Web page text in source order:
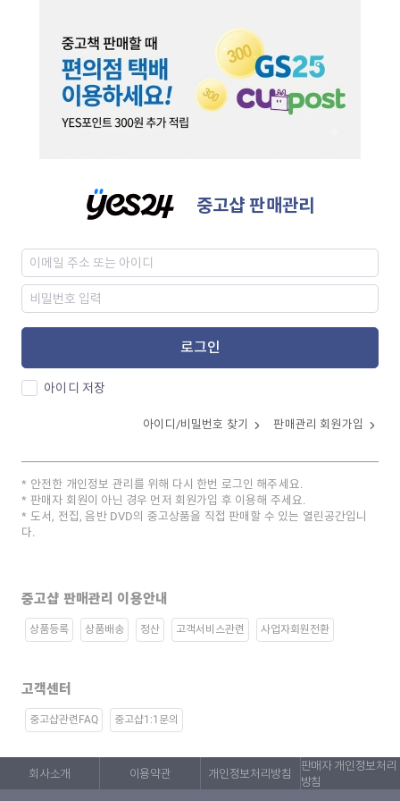
중고샵 판매관리
로그인
아이디 저장
아이디/비밀번호 찾기 판매관리 회원가입
안전한 개인정보 관리를 위해 다시 한번 로그인 해주세요.
판매자 회원이 아닌 경우 먼저 회원가입 후 이용해 주세요.
도서, 전집, 음반 DVD의 중고상품을 직접 판매할 수 있는 열린공간입니
다.
중고샵 판매관리 이용안내
상품등록 상품배송 정산 고객서비스관련 사업자회원전환
고객센터
중고샵관련FAQ 중고샵1:1문의
회사소개 이용약관 개인정보처리방침
판매자 개인정보처리
방침